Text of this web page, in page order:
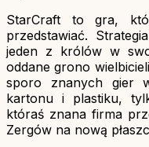
StarCraft to gra,
przedstawiać.
jeden z królów w
oddane grono
sporo znanych gier
kartonu i plastiku,
któraś znana firma
Zergów na nową